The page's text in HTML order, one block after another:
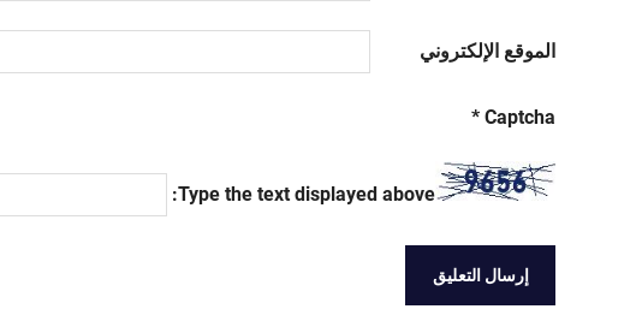
الموقع الإلكتروني
Captcha
*
Type the text displayed above: